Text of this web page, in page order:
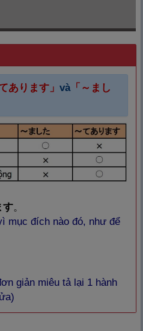
あります」 và「～まし
す。
đích nào đó, như để
giản miêu tả lại 1 hành